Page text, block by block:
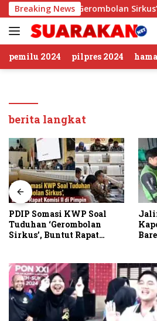
Langsung
ke
konten
Breaking News
Tuduhan ‘Gerombolan Sirkus’,
pemilu 2024 pilpres 2024
berita langkat
KWP Soal
Rapat
Jalin
Kapolres
Bareng